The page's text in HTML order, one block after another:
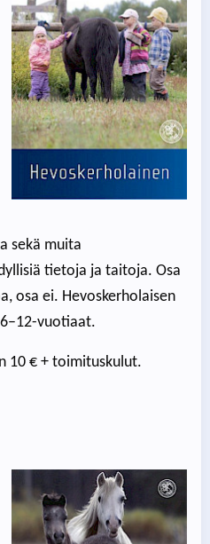
sekä muita
tietoja ja taitoja. Osa
osa ei. Hevoskerholaisen
vuotiaat.
10 € + toimituskulut.